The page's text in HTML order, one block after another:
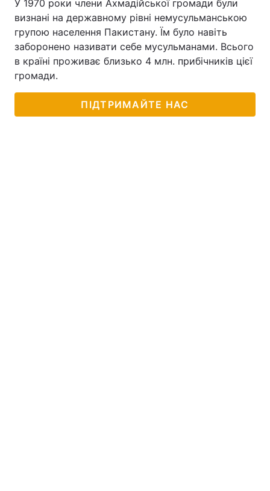
У 1970 роки члени Ахмадійської громади були
визнані на державному рівні немусульманською
групою населення Пакистану. Їм було навіть
заборонено називати себе мусульманами. Всього
в країні проживає близько 4 млн. прибічників цієї
громади.
ПІДТРИМАЙТЕ НАС